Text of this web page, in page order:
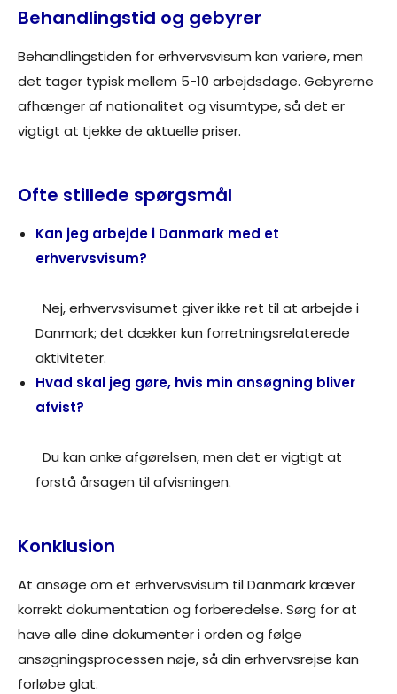
Behandlingstid og gebyrer
Behandlingstiden for erhvervsvisum kan variere, men
det tager typisk mellem 5-10 arbejdsdage. Gebyrerne
afhænger af nationalitet og visumtype, så det er
vigtigt at tjekke de aktuelle priser.
Ofte stillede spørgsmål
Kan jeg arbejde i Danmark med et
erhvervsvisum?
Nej, erhvervsvisumet giver ikke ret til at arbejde i
Danmark; det dækker kun forretningsrelaterede
aktiviteter.
Hvad skal jeg gøre, hvis min ansøgning bliver
afvist?
Du kan anke afgørelsen, men det er vigtigt at
forstå årsagen til afvisningen.
Konklusion
At ansøge om et erhvervsvisum til Danmark kræver
korrekt dokumentation og forberedelse. Sørg for at
have alle dine dokumenter i orden og følge
ansøgningsprocessen nøje, så din erhvervsrejse kan
forløbe glat.